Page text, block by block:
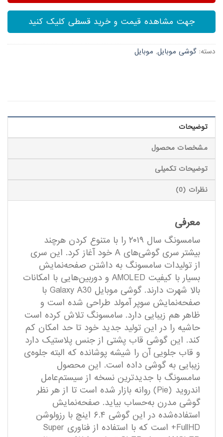
جهت مشاهده قیمت و خرید قسطی کلیک کنید
دسته: گوشی موبایل, موبایل
توضیحات
مشخصات محصول
توضیحات تکمیلی
نظرات (0)
معرفی
سامسونگ سال ۲۰۱۹ را با متنوع کردن هرچند
بیشتر سری گوشی‌های A خود آغاز کرد. این سری
از تولیدات سامسونگ به داشتن صفحه‌نمایش
بسیار با کیفیت AMOLED و دوربین‌هایی با امکانات
بالا شهرت دارند. گوشی موبایل Galaxy A30 با
صفحه‌نمایش سوپر آمولد طراحی شده است و
ظاهر هم زیبایی دارد. سامسونگ تلاش کرده است
حاشیه را در این تولید جدید خود تا حد امکان کم
کند. این گوشی قاب پشتی از جنس پلاستیک دارد
و قاب جلویی آن را شیشه پوشانده که البته جلوه‌ی
زیبایی به گوشی داده است. این محصول
سامسونگ با جدیدترین نسخه از سیستم‌عامل
اندروید (Pie) روانه بازار شده است تا از هر نظر
گوشی مدرن به‌حساب بیاید. صفحه‌نمایش
استفاده‌شده در این گوشی ۶.۴ اینچ با رزولوشن
FullHD+ است که با استفاده از فناوری Super